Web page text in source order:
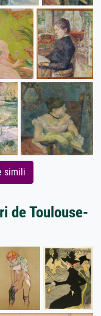
simili
de Toulouse-